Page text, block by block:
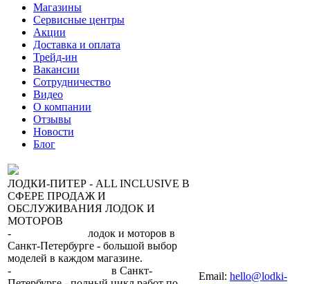
Магазины
Сервисные центры
Акции
Доставка и оплата
Трейд-ин
Вакансии
Сотрудничество
Видео
О компании
Отзывы
Новости
Блог
ЛОДКИ-ПИТЕР - ALL INCLUSIVE В
СФЕРЕ ПРОДАЖ И
ОБСЛУЖИВАНИЯ ЛОДОК И
МОТОРОВ
-
лодок и моторов в
Санкт-Петербурге - большой выбор
моделей в каждом магазине.
-
в Санкт-
Email: hello@lodki-